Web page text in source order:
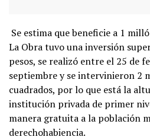
Se estima que beneficie a 1
La Obra tuvo una inversión
pesos, se realizó entre el 25 de
septiembre y se intervinieron 2
cuadrados, por lo que está la
institución privada de primer
manera gratuita a la población
derechohabiencia.